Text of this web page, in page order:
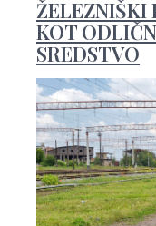
ŽELEZNIŠKI
KOT
SREDSTVO